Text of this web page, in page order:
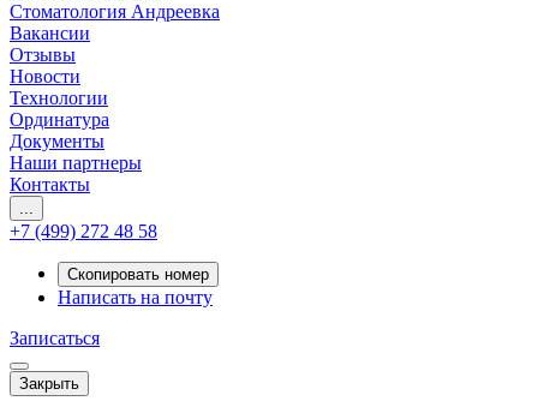
Стоматология Андреевка
Вакансии
Отзывы
Новости
Технологии
Ординатура
Документы
Наши партнеры
Контакты
...
+7 (499) 272 48 58
Скопировать номер
Написать на почту
Записаться
Закрыть